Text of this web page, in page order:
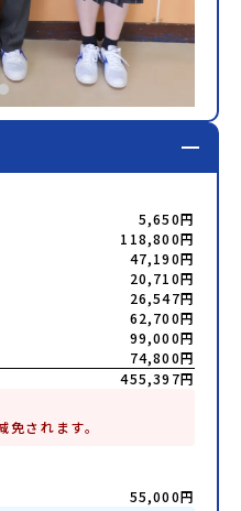
5,650円
118,800円
47,190円
20,710円
26,547円
62,700円
99,000円
74,800円
455,397円
されます。
55,000円